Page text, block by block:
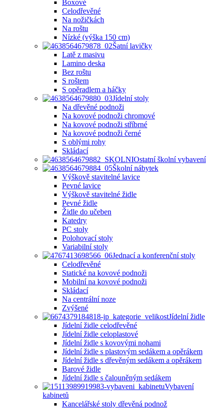
Boxové
Celodřevěné
Na nožičkách
Na roštu
Nízké (výška 150 cm)
Šatní lavičky
Latě z masivu
Lamino deska
Bez roštu
S roštem
S opěradlem a háčky
Jídelní stoly
Na dřevěné podnoži
Na kovové podnoži chromové
Na kovové podnoži stříbrné
Na kovové podnoži černé
S oblými rohy
Skládací
Ostatní školní vybavení
Školní nábytek
Výškově stavitelné lavice
Pevné lavice
Výškově stavitelné židle
Pevné židle
Židle do učeben
Katedry
PC stoly
Polohovací stoly
Variabilní stoly
Jednací a konferenční stoly
Celodřevěné
Statické na kovové podnoži
Mobilní na kovové podnoži
Skládací
Na centrální noze
Zvýšené
Jídelní židle
Jídelní židle celodřevěné
Jídelní židle celoplastové
Jídelní židle s kovovými nohami
Jídelní židle s plastovým sedákem a opěrákem
Jídelní židle s dřevěným sedákem a opěrákem
Barové židle
Jídelní židle s čalouněným sedákem
Vybavení
kabinetů
Kancelářské stoly dřevěná podnož